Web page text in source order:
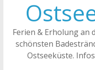
Ferien & Erholung an
schönsten
Ostseeküste.